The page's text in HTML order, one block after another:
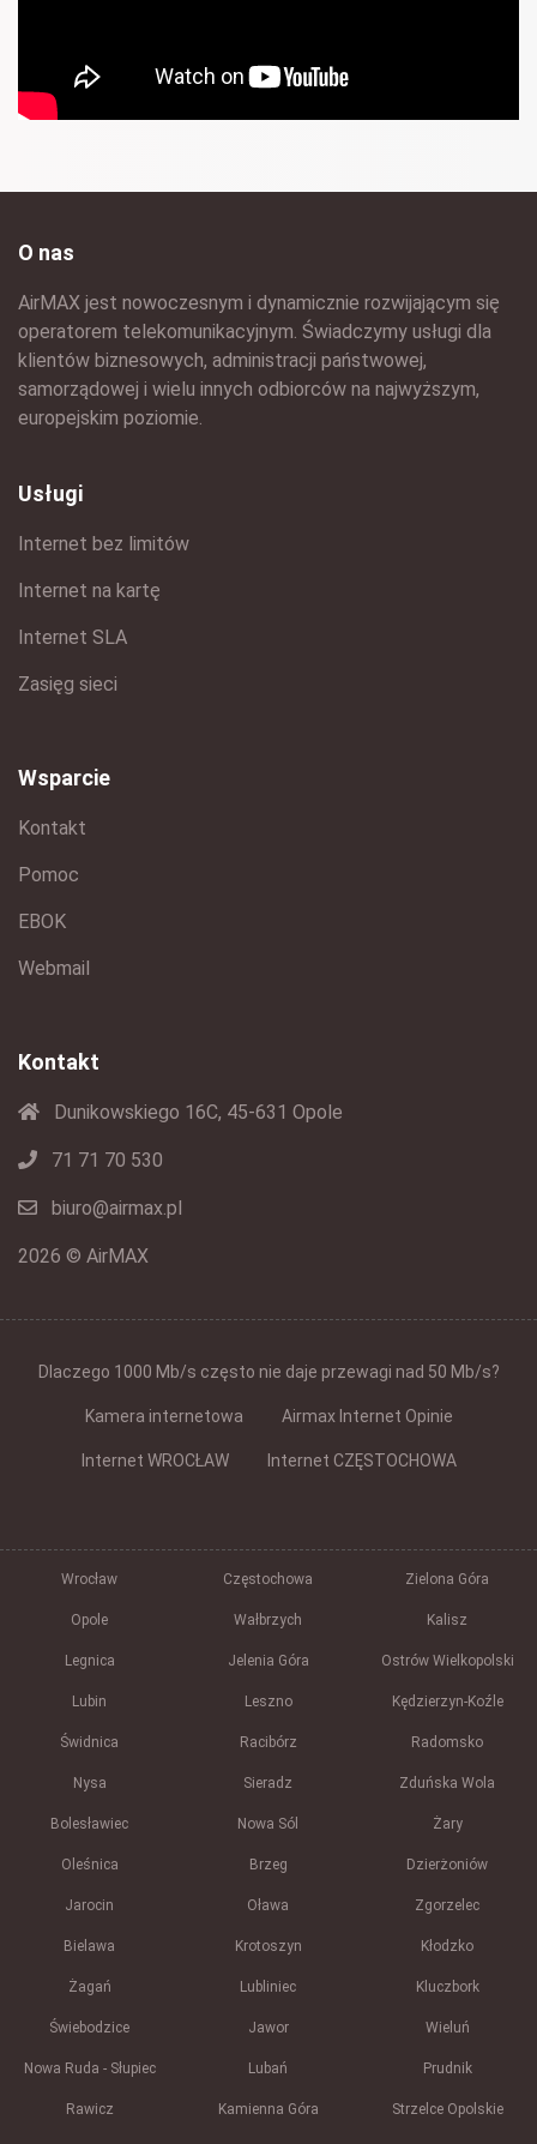
O nas
AirMAX jest nowoczesnym i dynamicznie rozwijającym się
operatorem telekomunikacyjnym. Świadczymy usługi dla
klientów biznesowych, administracji państwowej,
samorządowej i wielu innych odbiorców na najwyższym,
europejskim poziomie.
Usługi
Internet bez limitów
Internet na kartę
Internet SLA
Zasięg sieci
Wsparcie
Kontakt
Pomoc
EBOK
Webmail
Kontakt
Dunikowskiego 16C, 45-631 Opole
71 71 70 530
biuro@airmax.pl
2026 © AirMAX
Dlaczego 1000 Mb/s często nie daje przewagi nad 50 Mb/s?
Kamera internetowa Airmax Internet Opinie
Internet WROCŁAW Internet CZĘSTOCHOWA
Wrocław Częstochowa Zielona Góra
Opole Wałbrzych Kalisz
Legnica Jelenia Góra Ostrów Wielkopolski
Lubin Leszno Kędzierzyn-Koźle
Świdnica Racibórz Radomsko
Nysa Sieradz Zduńska Wola
Bolesławiec Nowa Sól Żary
Oleśnica Brzeg Dzierżoniów
Jarocin Oława Zgorzelec
Bielawa Krotoszyn Kłodzko
Żagań Lubliniec Kluczbork
Świebodzice Jawor Wieluń
Nowa Ruda - Słupiec Lubań Prudnik
Rawicz Kamienna Góra Strzelce Opolskie